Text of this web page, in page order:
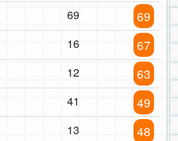
69 69
16 67
12 63
41 49
13 48